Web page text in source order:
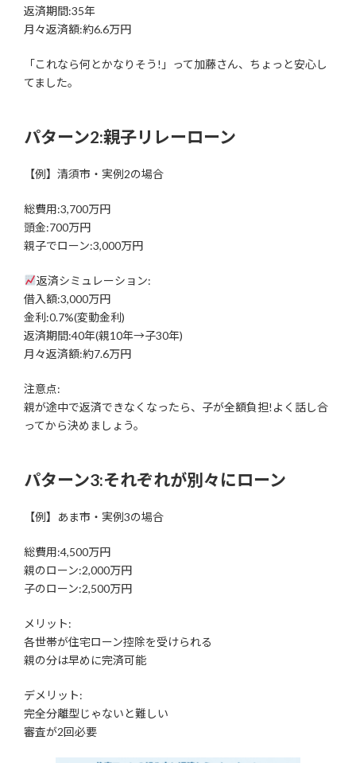
返済期間:35年
月々返済額:約6.6万円
「これなら何とかなりそう!」って加藤さん、ちょっと安心し
てました。
パターン2:親子リレーローン
【例】清須市・実例2の場合
総費用:3,700万円
頭金:700万円
親子でローン:3,000万円
返済シミュレーション:
借入額:3,000万円
金利:0.7%(変動金利)
返済期間:40年(親10年→子30年)
月々返済額:約7.6万円
注意点:
親が途中で返済できなくなったら、子が全額負担!よく話し合
ってから決めましょう。
パターン3:それぞれが別々にローン
【例】あま市・実例3の場合
総費用:4,500万円
親のローン:2,000万円
子のローン:2,500万円
メリット:
各世帯が住宅ローン控除を受けられる
親の分は早めに完済可能
デメリット:
完全分離型じゃないと難しい
審査が2回必要